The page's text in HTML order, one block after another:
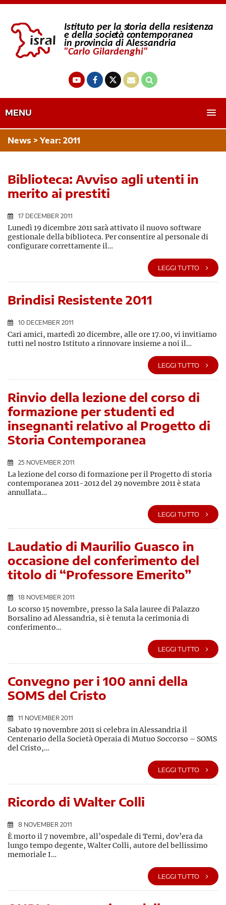
MENU
News > Year: 2011
Biblioteca: Avviso agli utenti in
merito ai prestiti
17 DECEMBER 2011
Lunedì 19 dicembre 2011 sarà attivato il nuovo software
gestionale della biblioteca. Per consentire al personale di
configurare correttamente il…
LEGGI TUTTO
Brindisi Resistente 2011
10 DECEMBER 2011
Cari amici, martedì 20 dicembre, alle ore 17.00, vi invitiamo
tutti nel nostro Istituto a rinnovare insieme a noi il…
LEGGI TUTTO
Rinvio della lezione del corso di
formazione per studenti ed
insegnanti relativo al Progetto di
Storia Contemporanea
25 NOVEMBER 2011
La lezione del corso di formazione per il Progetto di storia
contemporanea 2011-2012 del 29 novembre 2011 è stata
annullata…
LEGGI TUTTO
Laudatio di Maurilio Guasco in
occasione del conferimento del
titolo di “Professore Emerito”
18 NOVEMBER 2011
Lo scorso 15 novembre, presso la Sala lauree di Palazzo
Borsalino ad Alessandria, si è tenuta la cerimonia di
conferimento…
LEGGI TUTTO
Convegno per i 100 anni della
SOMS del Cristo
11 NOVEMBER 2011
Sabato 19 novembre 2011 si celebra in Alessandria il
Centenario della Società Operaia di Mutuo Soccorso – SOMS
del Cristo,…
LEGGI TUTTO
Ricordo di Walter Colli
8 NOVEMBER 2011
È morto il 7 novembre, all’ospedale di Terni, dov’era da
lungo tempo degente, Walter Colli, autore del bellissimo
memoriale I…
LEGGI TUTTO